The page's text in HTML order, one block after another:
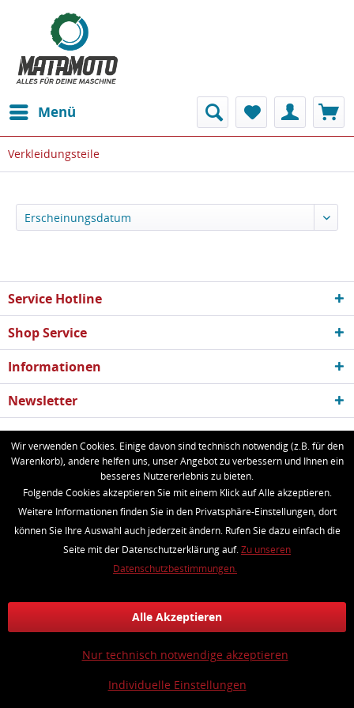
Menü
Verkleidungsteile
Service Hotline
Shop Service
Informationen
Newsletter
* Alle Preise inkl. gesetzl. Mehrwertsteuer zzgl.Versandkostenund ggf.
Nachnahmegebühren, wenn nicht anders beschrieben
Batteriehinweis Kundeninformationen
Kontakt
Widerrufsrecht
Datenschutz
AGB
Impressum
Realisiert mit Shopware
Wir verwenden Cookies. Einige davon sind technisch notwendig (z.B. für den
Warenkorb), andere helfen uns, unser Angebot zu verbessern und Ihnen ein
besseres Nutzererlebnis zu bieten.
Folgende Cookies akzeptieren Sie mit einem Klick auf Alle akzeptieren.
Weitere Informationen finden Sie in den Privatsphäre-Einstellungen, dort
können Sie Ihre Auswahl auch jederzeit ändern. Rufen Sie dazu einfach die
Seite mit der Datenschutzerklärung auf.Zu unseren
Datenschutzbestimmungen.
Individuelle Einstellungen
Nur technisch notwendige akzeptieren
Alle Akzeptieren